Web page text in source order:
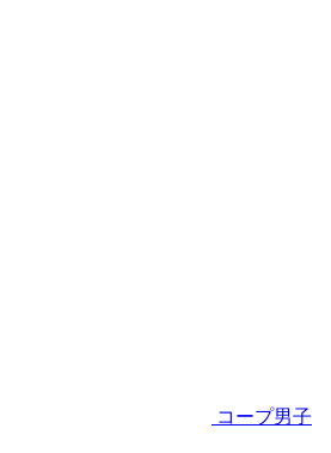
コープ男子